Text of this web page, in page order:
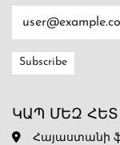
ԿԱՊ ՄԵԶ ՀԵՏ
Հայաստանի